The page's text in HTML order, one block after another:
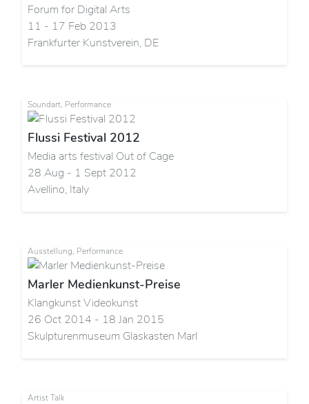
Forum for Digital Arts
11 - 17 Feb 2013
Frankfurter Kunstverein, DE
Soundart, Performance
Flussi Festival 2012
Media arts festival Out of Cage
28 Aug - 1 Sept 2012
Avellino, Italy
Ausstellung, Performance
Marler Medienkunst-Preise
Klangkunst Videokunst
26 Oct 2014 - 18 Jan 2015
Skulpturenmuseum Glaskasten Marl
Artist Talk